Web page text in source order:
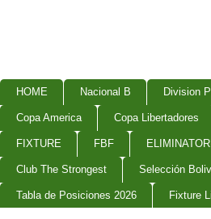
HOME Nacional B Division
Copa America Copa Libertadores
FIXTURE FBF
Club The Strongest Selección
Tabla de Posiciones 2026 Fixture